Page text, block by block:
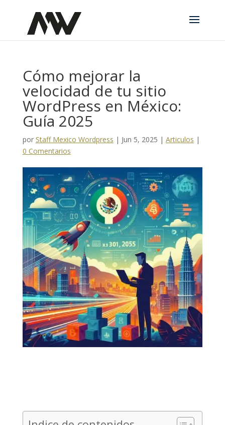
Cómo mejorar la
velocidad de tu sitio
WordPress en México:
Guía 2025
por Staff Mexico Wordpress | Jun 5, 2025 | Articulos |
0 Comentarios